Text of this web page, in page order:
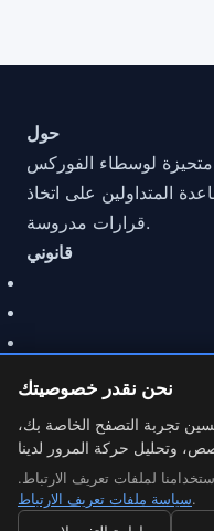
نحن نقدر خصوصيتك
تجربة التصفح الخاصة بك،
لملفات تعريف الارتباط.
سياسة ملفات تعريف الارتباط.
حول
لوسطاء الفوركس
المتداولين على اتخاذ
قرارات مدروسة.
قانوني
© 2026 مراجعة MarketCFD | وسيط الفوركس. Trading involves
risk.
إعدادات ملفات تعريف الارتباط